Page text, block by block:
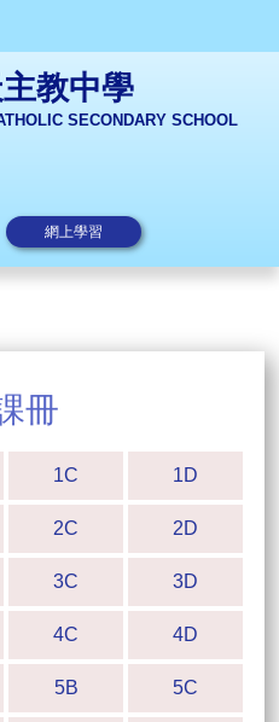
教中學
SECONDARY SCHOOL
網上學習
冊
1C 1D
2C 2D
3C 3D
4C 4D
5B 5C